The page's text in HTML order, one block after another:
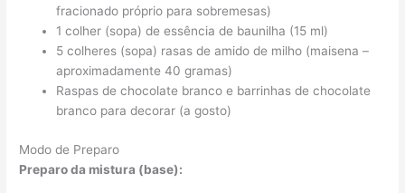
fracionado próprio para sobremesas)
1 colher (sopa) de essência de baunilha (15 ml)
5 colheres (sopa) rasas de amido de milho (maisena –
aproximadamente 40 gramas)
Raspas de chocolate branco e barrinhas de chocolate
branco para decorar (a gosto)
Modo de Preparo
Preparo da mistura (base):